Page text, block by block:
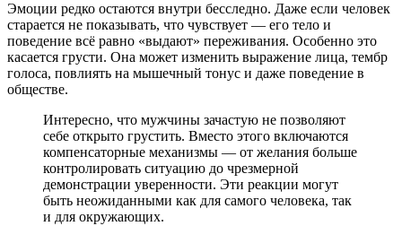
Эмоции редко остаются внутри бесследно. Даже если человек
старается не показывать, что чувствует — его тело и
поведение всё равно «выдают» переживания. Особенно это
касается грусти. Она может изменить выражение лица, тембр
голоса, повлиять на мышечный тонус и даже поведение в
обществе.
Интересно, что мужчины зачастую не позволяют
себе открыто грустить. Вместо этого включаются
компенсаторные механизмы — от желания больше
контролировать ситуацию до чрезмерной
демонстрации уверенности. Эти реакции могут
быть неожиданными как для самого человека, так
и для окружающих.